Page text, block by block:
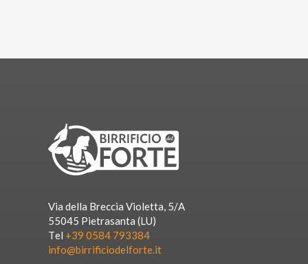
Via della Breccia Violetta, 5/A
55045 Pietrasanta (LU)
Tel +39 0584 793384
info@birrificiodelforte.it